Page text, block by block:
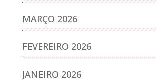
MARÇO 2026
FEVEREIRO 2026
JANEIRO 2026